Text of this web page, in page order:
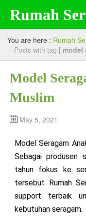
Rumah
Beranda
Tentang Kami
Produk
Artikel
Lowongan Kerja
You are here : Rumah
/ Posts with tag [ model
Model
Muslim
May 5, 2021
Model Seragam
Sebagai produsen
tahun fokus ke
tersebut Rumah
support terbaik
kebutuhan seragam.